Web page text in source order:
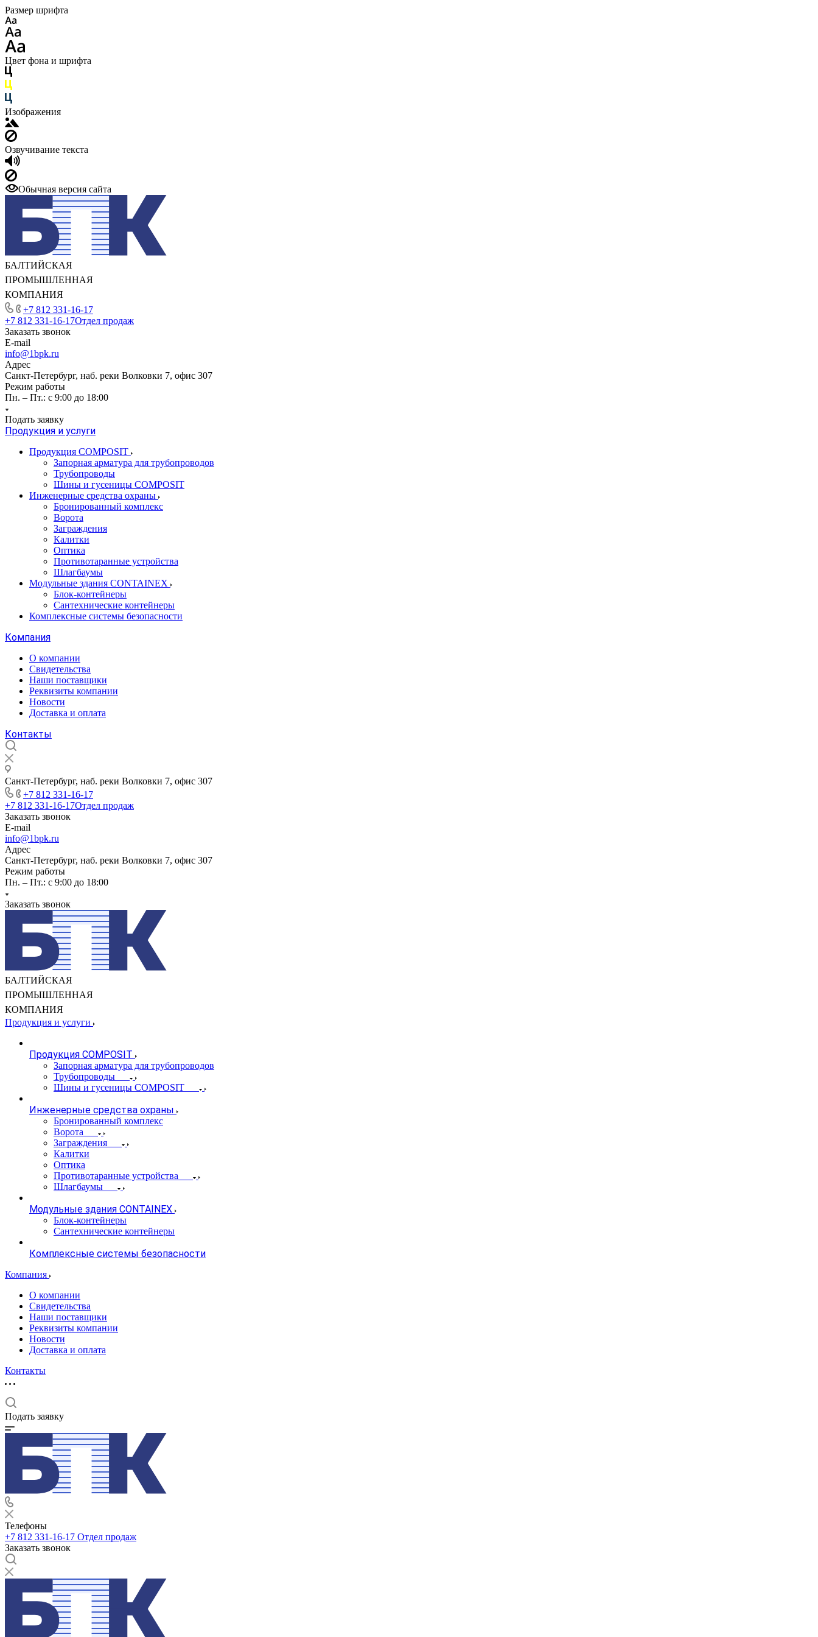
Размер шрифта
Цвет фона и шрифта
Изображения
Озвучивание текста
Обычная версия сайта
БАЛТИЙСКАЯ
ПРОМЫШЛЕННАЯ
КОМПАНИЯ
+7 812 331-16-17
+7 812 331-16-17Отдел продаж
Заказать звонок
E-mail
info@1bpk.ru
Адрес
Санкт-Петербург, наб. реки Волковки 7, офис 307
Режим работы
Пн. – Пт.: с 9:00 до 18:00
Подать заявку
Продукция и услуги
Продукция COMPOSIT
Запорная арматура для трубопроводов
Трубопроводы
Шины и гусеницы COMPOSIT
Инженерные средства охраны
Бронированный комплекс
Ворота
Заграждения
Калитки
Оптика
Противотаранные устройства
Шлагбаумы
Модульные здания CONTAINEX
Блок-контейнеры
Сантехнические контейнеры
Комплексные системы безопасности
Компания
О компании
Свидетельства
Наши поставщики
Реквизиты компании
Новости
Доставка и оплата
Контакты
Санкт-Петербург, наб. реки Волковки 7, офис 307
+7 812 331-16-17
+7 812 331-16-17Отдел продаж
Заказать звонок
E-mail
info@1bpk.ru
Адрес
Санкт-Петербург, наб. реки Волковки 7, офис 307
Режим работы
Пн. – Пт.: с 9:00 до 18:00
Заказать звонок
БАЛТИЙСКАЯ
ПРОМЫШЛЕННАЯ
КОМПАНИЯ
Продукция и услуги
Продукция COMPOSIT
Запорная арматура для трубопроводов
Трубопроводы
Шины и гусеницы COMPOSIT
Инженерные средства охраны
Бронированный комплекс
Ворота
Заграждения
Калитки
Оптика
Противотаранные устройства
Шлагбаумы
Модульные здания CONTAINEX
Блок-контейнеры
Сантехнические контейнеры
Комплексные системы безопасности
Компания
О компании
Свидетельства
Наши поставщики
Реквизиты компании
Новости
Доставка и оплата
Контакты
Подать заявку
Телефоны
+7 812 331-16-17 Отдел продаж
Заказать звонок